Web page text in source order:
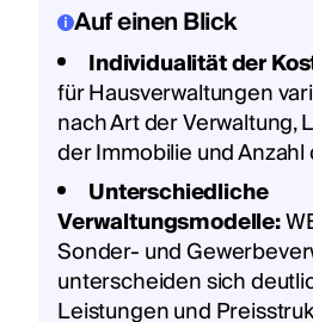
Auf einen Blick
Individualität der
für Hausverwaltungen
nach Art der Verwaltung,
der Immobilie und
Unterschiedliche
Verwaltungsmodelle:
Sonder- und
unterscheiden sich
Leistungen und